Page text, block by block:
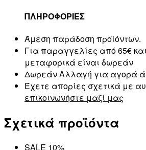
ΠΛΗΡΟΦΟΡΙΕΣ
Άμεση παράδοση προϊόντων.
Για παραγγελίες από 65€
μεταφορικά είναι δωρεάν
Δωρεάν Αλλαγή για αγορά
Έχετε απορίες σχετικά με
επικοινωνήστε μαζί μας
Σχετικά προϊόντα
SALE 10%